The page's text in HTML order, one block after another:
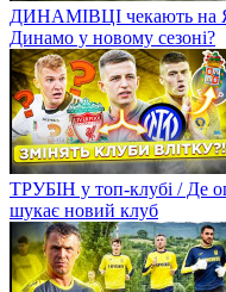
ДИНАМІВЦІ чекають на
Динамо у новому сезоні?
ТРУБІН у топ-клубі /
шукає новий клуб